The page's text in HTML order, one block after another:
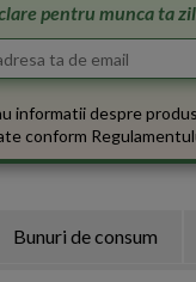
pentru munca ta
informatii despre
conform
Bunuri de consum